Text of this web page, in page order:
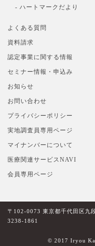
- ハートマークだより
よくある質問
資料請求
認定事業に関する情報
セミナー情報・申込み
お知らせ
お問い合わせ
プライバシーポリシー
実地調査員専用ページ
マイナンバーについて
医療関連サービスNAVI
会員専用ページ
〒102-0073 東京都千代田区
3238-1861
© 2017 Iryou